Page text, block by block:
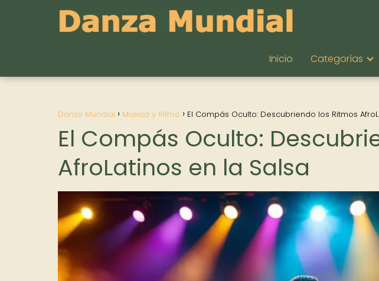
Inicio Categorías
Danza Mundial Música y Ritmo El Compás Oculto: Descubriendo los Ritmos
El Compás Oculto:
AfroLatinos en la Salsa